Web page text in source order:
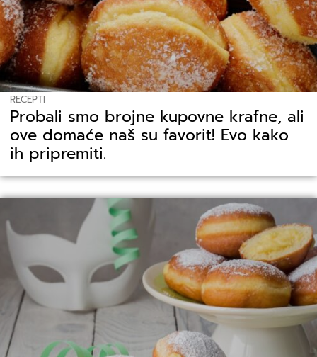
RECEPTI
Probali smo brojne kupovne krafne, ali
ove domaće naš su favorit! Evo kako
ih pripremiti.